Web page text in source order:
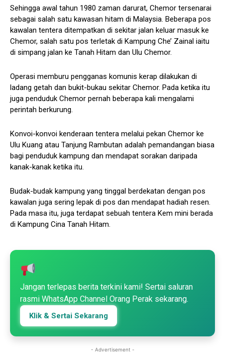
Sehingga awal tahun 1980 zaman darurat, Chemor tersenarai
sebagai salah satu kawasan hitam di Malaysia. Beberapa pos
kawalan tentera ditempatkan di sekitar jalan keluar masuk ke
Chemor, salah satu pos terletak di Kampung Che’ Zainal iaitu
di simpang jalan ke Tanah Hitam dan Ulu Chemor.
Operasi memburu pengganas komunis kerap dilakukan di
ladang getah dan bukit-bukau sekitar Chemor. Pada ketika itu
juga penduduk Chemor pernah beberapa kali mengalami
perintah berkurung.
Konvoi-konvoi kenderaan tentera melalui pekan Chemor ke
Ulu Kuang atau Tanjung Rambutan adalah pemandangan biasa
bagi penduduk kampung dan mendapat sorakan daripada
kanak-kanak ketika itu.
Budak-budak kampung yang tinggal berdekatan dengan pos
kawalan juga sering lepak di pos dan mendapat hadiah resen.
Pada masa itu, juga terdapat sebuah tentera Kem mini berada
di Kampung Cina Tanah Hitam.
Jangan terlepas berita terkini kami! Sertai saluran
rasmi WhatsApp Channel Orang Perak sekarang.
Klik & Sertai Sekarang
- Advertisement -